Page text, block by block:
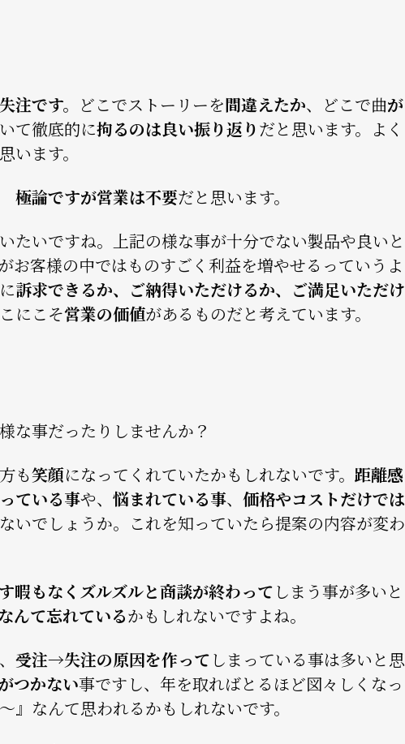
注です。 どこでストーリーを間違えたか、どこで曲が
て徹底的に拘るのは良い振り返りだと思います。よく
ます。
極論ですが営業は不要だと思います。
たいですね。上記の様な事が十分でない製品や良いと
お客様の中ではものすごく利益を増やせるっていうよ
訴求できるか、ご納得いただけるか、ご満足いただけ
にこそ営業の価値があるものだと考えています。
な事だったりしませんか？
も笑顔になってくれていたかもしれないです。 距離感
ている事や、 悩まれている事、 価格やコストだけでは
いでしょうか。これを知っていたら提案の内容が変わ
暇もなくズルズルと商談が終わってしまう事が多いと
んて忘れているかもしれないですよね。
受注→失注の原因を作ってしまっている事は多いと思
つかない事ですし、年を取ればとるほど図々しくなっ
なんて思われるかもしれないです。